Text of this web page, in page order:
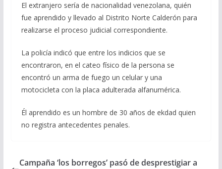
El extranjero sería de nacionalidad venezolana, quién
fue aprendido y llevado al Distrito Norte Calderón para
realizarse el proceso judicial correspondiente.
La policía indicó que entre los indicios que se
encontraron, en el cateo físico de la persona se
encontró un arma de fuego un celular y una
motocicleta con la placa adulterada alfanumérica.
Él aprendido es un hombre de 30 años de ekdad quien
no registra antecedentes penales.
Campaña ‘los borregos’ pasó de desprestigiar a